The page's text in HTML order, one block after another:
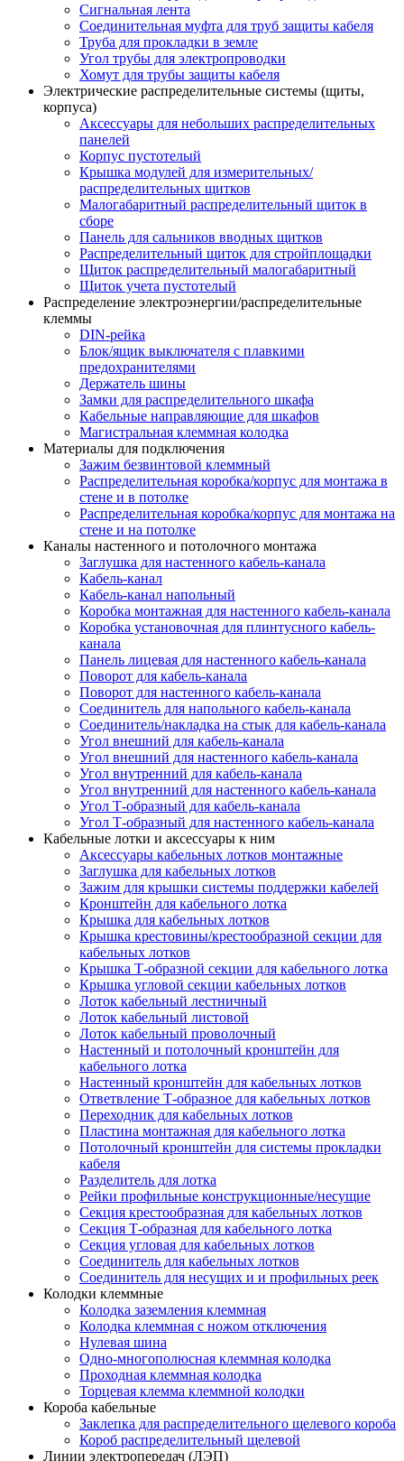
Сигнальная лента
Соединительная муфта для труб защиты кабеля
Труба для прокладки в земле
Угол трубы для электропроводки
Хомут для трубы защиты кабеля
Электрические распределительные системы (щиты,
корпуса)
Аксессуары для небольших распределительных
панелей
Корпус пустотелый
Крышка модулей для измерительных/
распределительных щитков
Малогабаритный распределительный щиток в
сборе
Панель для сальников вводных щитков
Распределительный щиток для стройплощадки
Щиток распределительный малогабаритный
Щиток учета пустотелый
Распределение электроэнергии/распределительные
клеммы
DIN-рейка
Блок/ящик выключателя с плавкими
предохранителями
Держатель шины
Замки для распределительного шкафа
Кабельные направляющие для шкафов
Магистральная клеммная колодка
Материалы для подключения
Зажим безвинтовой клеммный
Распределительная коробка/корпус для монтажа в
стене и в потолке
Распределительная коробка/корпус для монтажа на
стене и на потолке
Каналы настенного и потолочного монтажа
Заглушка для настенного кабель-канала
Кабель-канал
Кабель-канал напольный
Коробка монтажная для настенного кабель-канала
Коробка установочная для плинтусного кабель-
канала
Панель лицевая для настенного кабель-канала
Поворот для кабель-канала
Поворот для настенного кабель-канала
Соединитель для напольного кабель-канала
Соединитель/накладка на стык для кабель-канала
Угол внешний для кабель-канала
Угол внешний для настенного кабель-канала
Угол внутренний для кабель-канала
Угол внутренний для настенного кабель-канала
Угол Т-образный для кабель-канала
Угол Т-образный для настенного кабель-канала
Кабельные лотки и аксессуары к ним
Аксессуары кабельных лотков монтажные
Заглушка для кабельных лотков
Зажим для крышки системы поддержки кабелей
Кронштейн для кабельного лотка
Крышка для кабельных лотков
Крышка крестовины/крестообразной секции для
кабельных лотков
Крышка Т-образной секции для кабельного лотка
Крышка угловой секции кабельных лотков
Лоток кабельный лестничный
Лоток кабельный листовой
Лоток кабельный проволочный
Настенный и потолочный кронштейн для
кабельного лотка
Настенный кронштейн для кабельных лотков
Ответвление Т-образное для кабельных лотков
Переходник для кабельных лотков
Пластина монтажная для кабельного лотка
Потолочный кронштейн для системы прокладки
кабеля
Разделитель для лотка
Рейки профильные конструкционные/несущие
Секция крестообразная для кабельных лотков
Секция Т-образная для кабельного лотка
Секция угловая для кабельных лотков
Соединитель для кабельных лотков
Соединитель для несущих и и профильных реек
Колодки клеммные
Колодка заземления клеммная
Колодка клеммная с ножом отключения
Нулевая шина
Одно-многополюсная клеммная колодка
Проходная клеммная колодка
Торцевая клемма клеммной колодки
Короба кабельные
Заклепка для распределительного щелевого короба
Короб распределительный щелевой
Линии электропередач (ЛЭП)